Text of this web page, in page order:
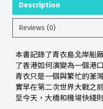
Description
Reviews (0)
本書記錄了青衣島北岸船
了香港如何演變為一個港
青衣只是一個與繁忙的荃
實早在第二次世界大戰之
至今天，大橋和機場快綫